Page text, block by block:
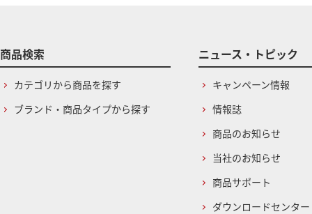
商品検索
カテゴリから商品を探す
ブランド・商品タイプから探す
ニュース・トピック
キャンペーン情報
情報誌
商品のお知らせ
当社のお知らせ
商品サポート
ダウンロードセンター